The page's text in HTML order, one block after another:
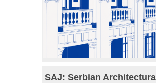
SAJ: Serbian Architectural